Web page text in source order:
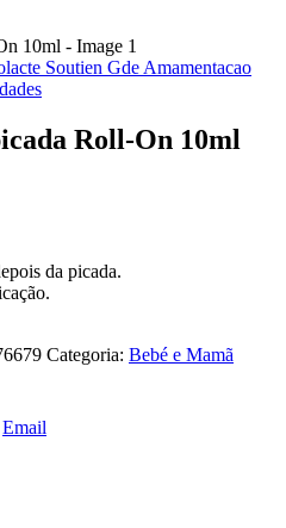
Soutien Gde Amamentacao
Roll-On 10ml
da picada.
Categoria: Bebé e Mamã
Email